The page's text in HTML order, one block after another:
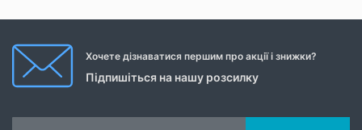
Хочете дізнаватися першим про акції і знижки?
Підпишіться на нашу розсилку